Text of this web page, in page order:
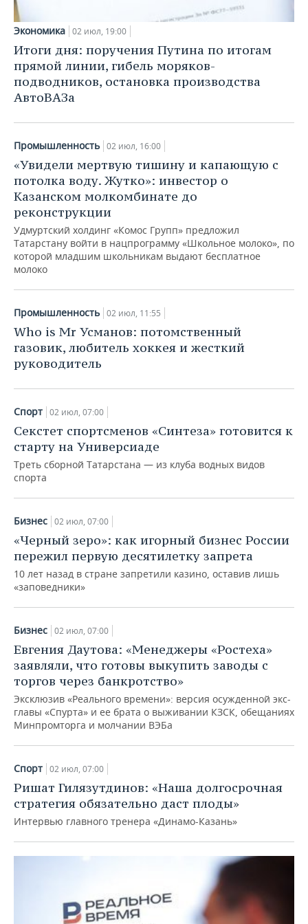
НЕФТЕХИМИЯ
НЕФТЬ
ОПК
ЭНЕРГЕТИКА
РОЗНИЧНАЯ ТОРГОВЛЯ
ТРАНСПОРТ
УСЛУГИ
НОВОСТИ ТЕХНОЛОГИЙ
IT
МЕДИА
ТЕЛЕКОММУНИКАЦИИ
МЕРОПРИЯТИЯ
НОВОСТИ МЕРОПРИЯТИЙ
ВЫЕЗДНАЯ РЕДАКЦИЯ
БИЗНЕС-БРАНЧИ
ONLINE-КОНФЕРЕНЦИИ
ОТКРЫТАЯ ЛЕКЦИЯ
СПОРТ
НОВОСТИ СПОРТА
ФУТБОЛ
ХОККЕЙ
БАСКЕТБОЛ
ВОЛЕЙБОЛ
КИБЕРСПОРТ
ВОДНЫЕ ВИДЫ СПОРТА
ХОККЕЙ С МЯЧОМ
ОБЩЕСТВО
НОВОСТИ ОБЩЕСТВА
ВЛАСТЬ
ИНФРАСТРУКТУРА
ИСТОРИЯ
КУЛЬТУРА
ОБРАЗОВАНИЕ
ПРОИСШЕСТВИЯ
ФОТОГАЛЕРЕЯ
СЮЖЕТЫ
СПРАВОЧНИК
СПИСОК ПЕРСОН
СПИСОК КОМПАНИЙ
ПОЛНАЯ ВЕРСИЯ
Экономика 02 июл, 19:00
Итоги дня: поручения Путина по итогам
прямой линии, гибель моряков-
подводников, остановка производства
АвтоВАЗа
Промышленность 02 июл, 16:00
«Увидели мертвую тишину и капающую с
потолка воду. Жутко»: инвестор о
Казанском молкомбинате до
реконструкции
Удмуртский холдинг «Комос Групп» предложил
Татарстану войти в нацпрограмму «Школьное молоко», по
которой младшим школьникам выдают бесплатное
молоко
Промышленность 02 июл, 11:55
Who is Mr Усманов: потомственный
газовик, любитель хоккея и жесткий
руководитель
Спорт 02 июл, 07:00
Секстет спортсменов «Синтеза» готовится к
старту на Универсиаде
Треть сборной Татарстана — из клуба водных видов
спорта
Бизнес 02 июл, 07:00
«Черный зеро»: как игорный бизнес России
пережил первую десятилетку запрета
10 лет назад в стране запретили казино, оставив лишь
«заповедники»
Бизнес 02 июл, 07:00
Евгения Даутова: «Менеджеры «Ростеха»
заявляли, что готовы выкупить заводы с
торгов через банкротство»
Эксклюзив «Реального времени»: версия осужденной экс-
главы «Спурта» и ее брата о выживании КЗСК, обещаниях
Минпромторга и молчании ВЭБа
Спорт 02 июл, 07:00
Ришат Гилязутдинов: «Наша долгосрочная
стратегия обязательно даст плоды»
Интервью главного тренера «Динамо-Казань»